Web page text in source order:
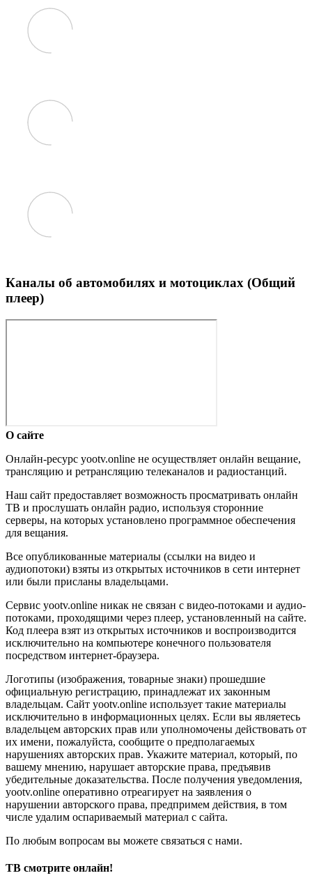
Каналы об автомобилях и мотоциклах (Общий
плеер)
О сайте
Онлайн-ресурс yootv.online не осуществляет онлайн вещание,
трансляцию и ретрансляцию телеканалов и радиостанций.
Наш сайт предоставляет возможность просматривать онлайн
ТВ и прослушать онлайн радио, используя сторонние
серверы, на которых установлено программное обеспечения
для вещания.
Все опубликованные материалы (ссылки на видео и
аудиопотоки) взяты из открытых источников в сети интернет
или были присланы владельцами.
Сервис yootv.online никак не связан с видео-потоками и аудио-
потоками, проходящими через плеер, установленный на сайте.
Код плеера взят из открытых источников и воспроизводится
исключительно на компьютере конечного пользователя
посредством интернет-браузера.
Логотипы (изображения, товарные знаки) прошедшие
официальную регистрацию, принадлежат их законным
владельцам. Сайт yootv.online использует такие материалы
исключительно в информационных целях. Если вы являетесь
владельцем авторских прав или уполномочены действовать от
их имени, пожалуйста, сообщите о предполагаемых
нарушениях авторских прав. Укажите материал, который, по
вашему мнению, нарушает авторские права, предъявив
убедительные доказательства. После получения уведомления,
yootv.online оперативно отреагирует на заявления о
нарушении авторского права, предпримем действия, в том
числе удалим оспариваемый материал с сайта.
По любым вопросам вы можете связаться с нами.
ТВ смотрите онлайн!